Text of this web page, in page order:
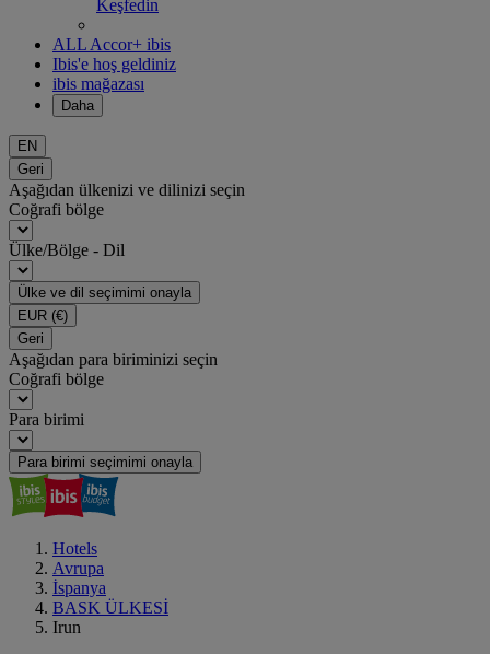
Keşfedin
ALL Accor+ ibis
Ibis'e hoş geldiniz
ibis mağazası
Daha
EN
Geri
Aşağıdan ülkenizi ve dilinizi seçin
Coğrafi bölge
Ülke/Bölge - Dil
Ülke ve dil seçimimi onayla
EUR (€)
Geri
Aşağıdan para biriminizi seçin
Coğrafi bölge
Para birimi
Para birimi seçimimi onayla
Hotels
Avrupa
İspanya
BASK ÜLKESİ
Irun